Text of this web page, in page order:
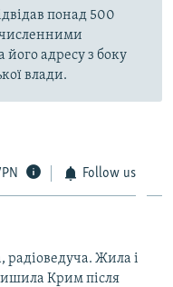
понад 500
численними
адресу з боку
влади.
Follow us
радіоведуча. Жила і
Крим після